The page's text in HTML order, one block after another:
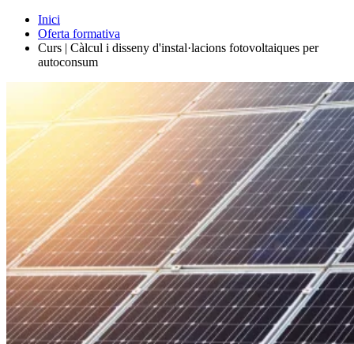
Inici
Oferta formativa
Curs | Càlcul i disseny d'instal·lacions fotovoltaiques per
autoconsum